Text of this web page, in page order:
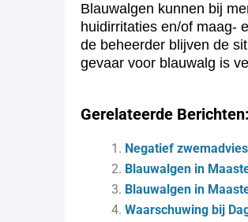
Blauwalgen kunnen bij
huidirritaties en/of maag-
de beheerder blijven de
gevaar voor blauwalg is
Gerelateerde Berichten:
Negatief
Blauwalgen in
Blauwalgen in
Waarschuwing bij